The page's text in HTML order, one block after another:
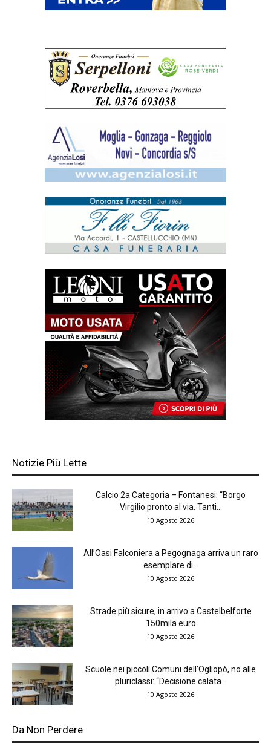
Notizie Più Lette
Calcio 2a Categoria – Fontanesi: “Borgo
Virgilio pronto al via. Tanti...
10 Agosto 2026
All’Oasi Falconiera a Pegognaga arriva un raro
esemplare di...
10 Agosto 2026
Strade più sicure, in arrivo a Castelbelforte
150mila euro
10 Agosto 2026
Scuole nei piccoli Comuni dell’Ogliopò, no alle
pluriclassi: “Decisione calata...
10 Agosto 2026
Da Non Perdere